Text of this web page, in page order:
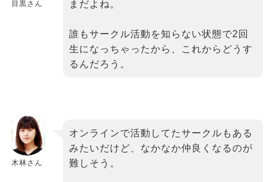
目黒さん まだよね。
誰もサークル活動を知らない状態で2回
生になっちゃったから、これからどうす
るんだろう。
木林さん
オンラインで活動してたサークルもある
みたいだけど、なかなか仲良くなるのが
難しそう。